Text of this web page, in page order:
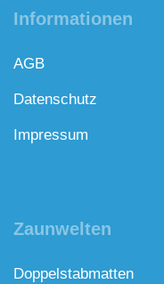
Informationen
AGB
Datenschutz
Impressum
Zaunwelten
Doppelstabmatten